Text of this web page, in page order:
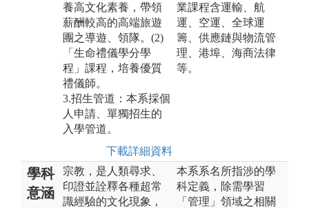
養高文化素養，帶領
薪酬較高的高端旅遊
團之導遊、領隊。(2)
「生命禮儀學分學
程」課程，培養優質
禮儀師。
3.招生管道：本系採個
人申請、單獨招生的
入學管道。
下載詳細資料
業課程含運輸、航
運、空運、全球運
籌、供應鏈與物流管
理、港埠、海商法律
等。
學科
意涵
宗教，是人類尋求、
印證並詮釋各種超常
識經驗的文化現象，
本系系名所指涉的學
科定義，除需學習
「管理」領域之相關